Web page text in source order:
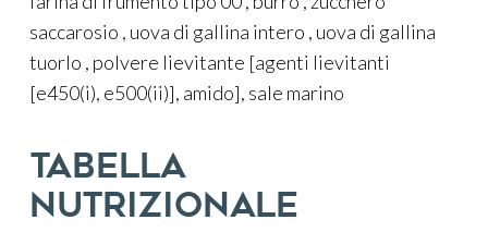
saccarosio , uova di gallina intero , uova di gallina
tuorlo , polvere lievitante [agenti lievitanti
[e450(i), e500(ii)], amido], sale marino
Tabella
nutrizionale